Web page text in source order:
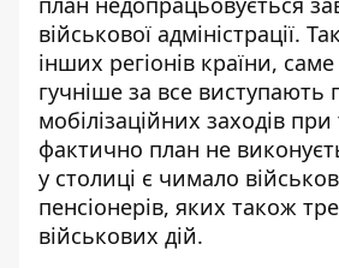
військової адміністрації.
інших регіонів країни, саме
гучніше за все виступають
мобілізаційних заходів
фактично план не
у столиці є чимало
пенсіонерів, яких також
військових дій.